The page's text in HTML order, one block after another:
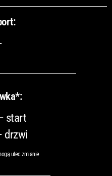
start
drzwi
ulec zmianie